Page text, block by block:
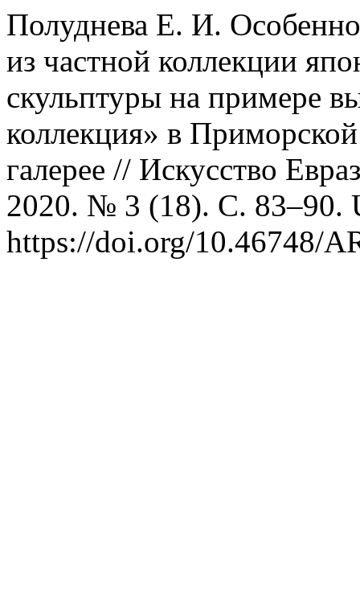
Полуднева Е. И.
из частной коллекции
скульптуры на примере
коллекция» в
галерее // Искусство
2020. № 3 (18). С. 83–90.
https://doi.org/10.46748/